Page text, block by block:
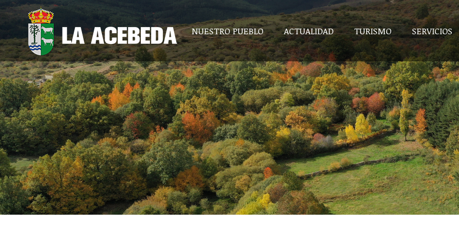
NUESTRO PUEBLO ACTUALIDAD TURISMO SERVICIOS
NUESTRO PUEBLO ACTUALIDAD TURISMO SERVICIOS